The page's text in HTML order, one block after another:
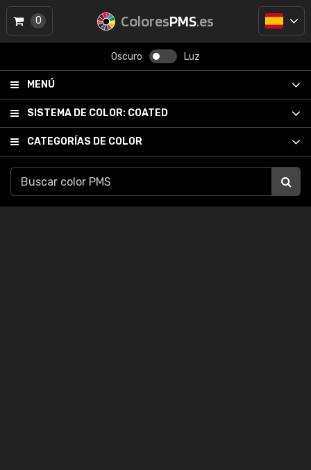
ColoresPMS.es
Oscuro Luz
MENÚ
SISTEMA DE COLOR: COATED
CATEGORÍAS DE COLOR
0